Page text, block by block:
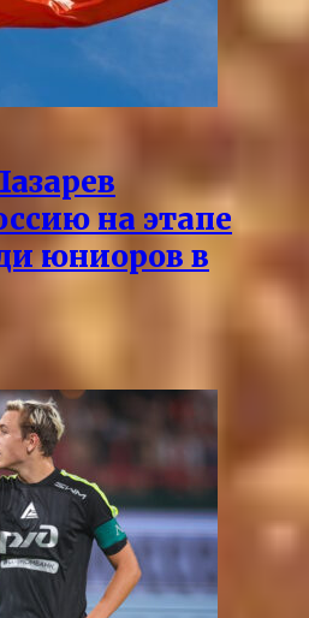
на этапе
юниоров в